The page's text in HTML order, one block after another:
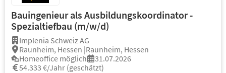
Bauingenieur als Ausbildungskoordinator -
Spezialtiefbau (m/w/d)
Implenia Schweiz AG
Raunheim, Hessen |Raunheim, Hessen
Homeoffice möglich
31.07.2026
54.333 €/Jahr (geschätzt)